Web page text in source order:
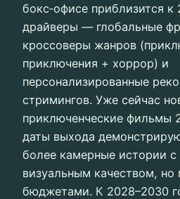
бокс‑офисе приблизится к
драйверы — глобальные
кроссоверы жанров
приключения + хоррор) и
персонализированные
стримингов. Уже сейчас
приключенческие фильмы
даты выхода
более камерные истории
визуальным качеством,
бюджетами. К 2028–2030